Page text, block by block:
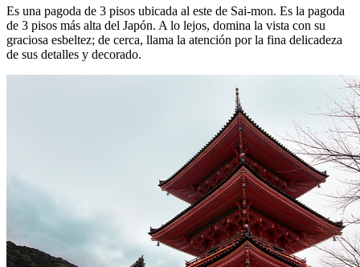
Es una pagoda de 3 pisos ubicada al este de Sai-mon. Es la pagoda
de 3 pisos más alta del Japón. A lo lejos, domina la vista con su
graciosa esbeltez; de cerca, llama la atención por la fina delicadeza
de sus detalles y decorado.